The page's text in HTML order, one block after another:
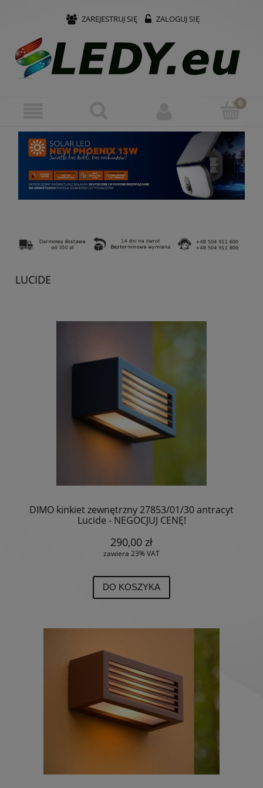
ZAREJESTRUJ SIĘ ZALOGUJ SIĘ
LUCIDE
DIMO kinkiet zewnętrzny 27853/01/30 antracyt
Lucide - NEGOCJUJ CENĘ!
290,00 zł
zawiera 23% VAT
DO KOSZYKA